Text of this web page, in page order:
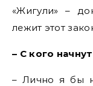
«Жигули» –
лежит этот
– С кого
– Лично я бы